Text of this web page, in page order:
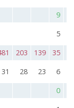
9
5
203 139
35
31 28 23
6
0